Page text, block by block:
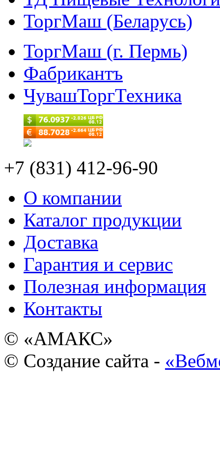
ТоргМаш (Беларусь)
ТоргМаш (г. Пермь)
Фабрикантъ
ЧувашТоргТехника
+7 (831) 412-96-90
О компании
Каталог продукции
Доставка
Гарантия и сервис
Полезная информация
Контакты
© «АМАКС»
© Создание сайта -